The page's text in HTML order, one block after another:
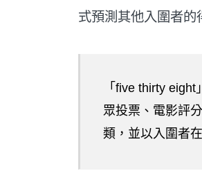
式預測其他入圍者的
「five thirty
眾投票、電影評
類，並以入圍者